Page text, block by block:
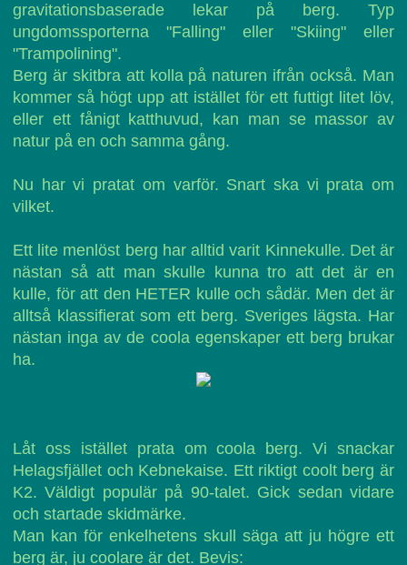
gravitationsbaserade lekar på berg. Typ
ungdomssporterna "Falling" eller "Skiing" eller
"Trampolining".
Berg är skitbra att kolla på naturen ifrån också. Man
kommer så högt upp att istället för ett futtigt litet löv,
eller ett fånigt katthuvud, kan man se massor av
natur på en och samma gång.
Nu har vi pratat om varför. Snart ska vi prata om
vilket.
Ett lite menlöst berg har alltid varit Kinnekulle. Det är
nästan så att man skulle kunna tro att det är en
kulle, för att den HETER kulle och sådär. Men det är
alltså klassifierat som ett berg. Sveriges lägsta. Har
nästan inga av de coola egenskaper ett berg brukar
ha.
Låt oss istället prata om coola berg. Vi snackar
Helagsfjället och Kebnekaise. Ett riktigt coolt berg är
K2. Väldigt populär på 90-talet. Gick sedan vidare
och startade skidmärke.
Man kan för enkelhetens skull säga att ju högre ett
berg är, ju coolare är det. Bevis: